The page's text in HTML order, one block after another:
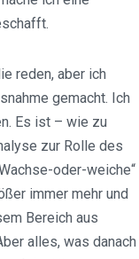
reden, aber ich
gemacht. Ich
Es ist – wie zu
zur Rolle des
oder-weiche“
immer mehr und
Bereich aus
alles, was danach